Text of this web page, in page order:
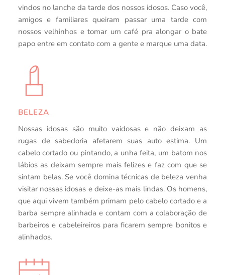
vindos no lanche da tarde dos nossos idosos. Caso você,
amigos e familiares queiram passar uma tarde com
nossos velhinhos e tomar um café pra alongar o bate
papo entre em contato com a gente e marque uma data.
BELEZA
Nossas idosas são muito vaidosas e não deixam as
rugas de sabedoria afetarem suas auto estima. Um
cabelo cortado ou pintando, a unha feita, um batom nos
lábios as deixam sempre mais felizes e faz com que se
sintam belas. Se você domina técnicas de beleza venha
visitar nossas idosas e deixe-as mais lindas. Os homens,
que aqui vivem também primam pelo cabelo cortado e a
barba sempre alinhada e contam com a colaboração de
barbeiros e cabeleireiros para ficarem sempre bonitos e
alinhados.